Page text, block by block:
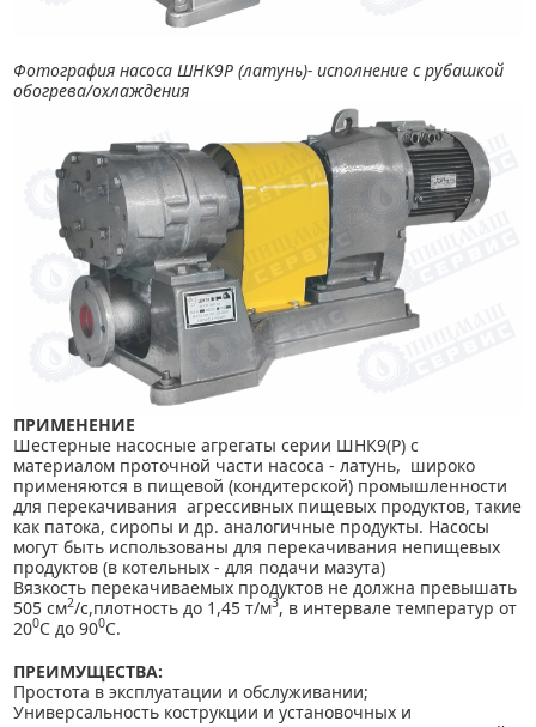
Фотография насоса ШНК9Р (латунь)- исполнение с рубашкой
обогрева/охлаждения
ПРИМЕНЕНИЕ
Шестерные насосные агрегаты серии ШНК9(Р) с
материалом проточной части насоса - латунь, широко
применяются в пищевой (кондитерской) промышленности
для перекачивания агрессивных пищевых продуктов, такие
как патока, сиропы и др. аналогичные продукты. Насосы
могут быть использованы для перекачивания непищевых
продуктов (в котельных - для подачи мазута)
Вязкость перекачиваемых продуктов не должна превышать
505 см2/с,плотность до 1,45 т/м3, в интервале температур от
200С до 900С.
ПРЕИМУЩЕСТВА:
Простота в эксплуатации и обслуживании;
Универсальность кострукции и установочных и